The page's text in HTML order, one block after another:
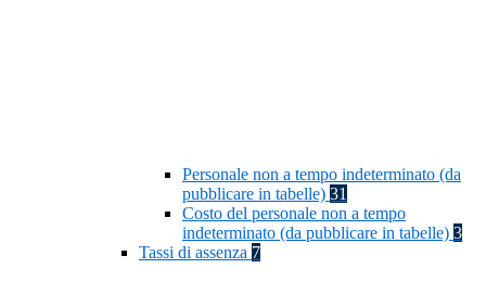
Personale non a tempo indeterminato (da
pubblicare in tabelle) 31
Costo del personale non a tempo
indeterminato (da pubblicare in tabelle) 3
Tassi di assenza 7